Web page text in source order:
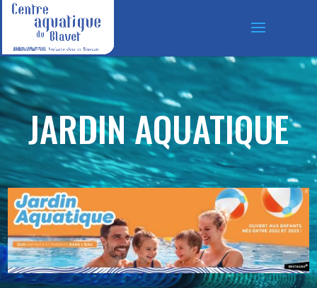
JARDIN AQUATIQUE